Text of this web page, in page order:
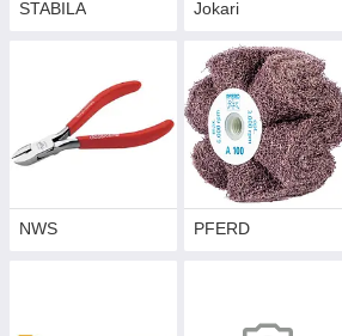
STABILA Jokari
NWS PFERD